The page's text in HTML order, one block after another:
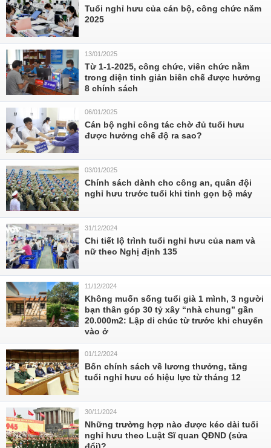
Tuổi nghỉ hưu của cán bộ, công chức năm
2025
13/01/2025
Từ 1-1-2025, công chức, viên chức nằm
trong diện tinh giản biên chế được hưởng
8 chính sách
06/01/2025
Cán bộ nghỉ công tác chờ đủ tuổi hưu
được hưởng chế độ ra sao?
03/01/2025
Chính sách dành cho công an, quân đội
nghỉ hưu trước tuổi khi tinh gọn bộ máy
31/12/2024
Chi tiết lộ trình tuổi nghỉ hưu của nam và
nữ theo Nghị định 135
11/12/2024
Không muốn sống tuổi già 1 mình, 3 người
bạn thân góp 30 tỷ xây “nhà chung” gần
20.000m2: Lập di chúc từ trước khi chuyển
vào ở
01/12/2024
Bốn chính sách về lương thưởng, tăng
tuổi nghỉ hưu có hiệu lực từ tháng 12
30/11/2024
Những trường hợp nào được kéo dài tuổi
nghỉ hưu theo Luật Sĩ quan QĐND (sửa